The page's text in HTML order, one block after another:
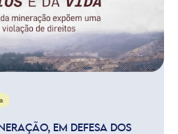
EM DEFESA DOS